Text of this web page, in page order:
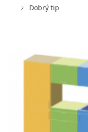
Dobrý tip